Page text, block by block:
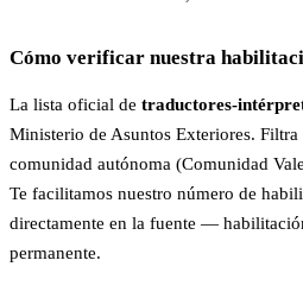
Cómo verificar nuestra
La lista oficial de traductores-
Ministerio de Asuntos Exteriores.
comunidad autónoma (Comunidad
Te facilitamos nuestro número de
directamente en la fuente —
permanente.